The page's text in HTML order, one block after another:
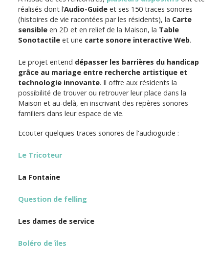
réalisés dont l’Audio-Guide et ses 150 traces sonores
(histoires de vie racontées par les résidents), la Carte
sensible en 2D et en relief de la Maison, la Table
Sonotactile et une carte sonore interactive Web.
Le projet entend dépasser les barrières du handicap
grâce au mariage entre recherche artistique et
technologie innovante. Il offre aux résidents la
possibilité de trouver ou retrouver leur place dans la
Maison et au-delà, en inscrivant des repères sonores
familiers dans leur espace de vie.
Ecouter quelques traces sonores de l'audioguide :
Le Tricoteur
La Fontaine
Question de felling
Les dames de service
Boléro de îles